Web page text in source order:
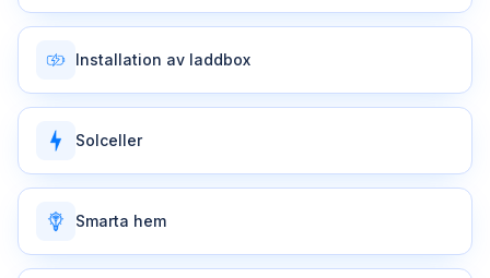
Installation av laddbox
Solceller
Smarta hem